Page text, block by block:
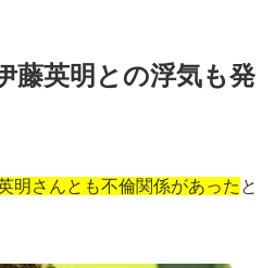
藤英明との浮気も発
明さんとも不倫関係があった と